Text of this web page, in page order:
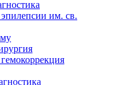
им. св.